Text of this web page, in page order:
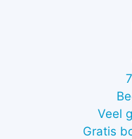
Veel
Gratis